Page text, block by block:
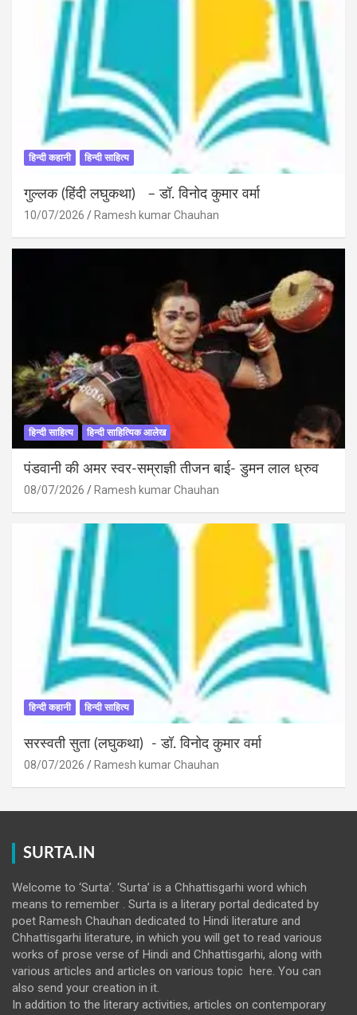
हिन्दी कहानी हिन्दी साहित्य
गुल्लक (हिंदी लघुकथा) – डॉ. विनोद कुमार वर्मा
10/07/2026 Ramesh kumar Chauhan
हिन्दी साहित्य हिन्दी साहित्यिक आलेख
पंडवानी की अमर स्वर-सम्राज्ञी तीजन बाई- डुमन लाल ध्रुव
08/07/2026 Ramesh kumar Chauhan
हिन्दी कहानी हिन्दी साहित्य
सरस्वती सुता (लघुकथा) ​- डॉ. विनोद कुमार वर्मा
08/07/2026 Ramesh kumar Chauhan
SURTA.IN
Welcome to ‘Surta’. ‘Surta’ is a Chhattisgarhi word which
means to remember . Surta is a literary portal dedicated by
poet Ramesh Chauhan dedicated to Hindi literature and
Chhattisgarhi literature, in which you will get to read various
works of prose verse of Hindi and Chhattisgarhi, along with
various articles and articles on various topic here. You can
also send your creation in it.
In addition to the literary activities, articles on contemporary